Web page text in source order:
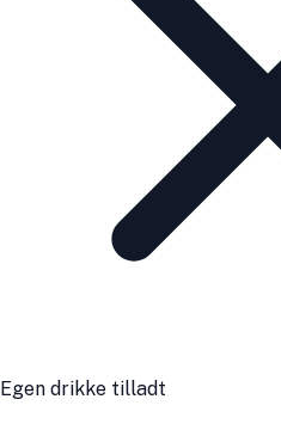
Egen drikke tilladt